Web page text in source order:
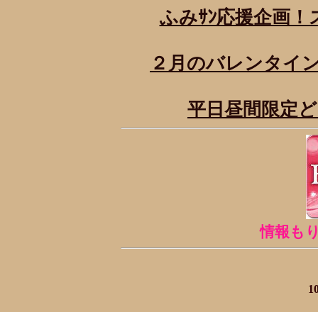
ふみｻﾝ応援企画
２月のバレンタイ
平日昼間限定
情報も